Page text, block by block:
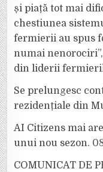
și piață tot mai
chestiunea
fermierii au spus
numai
din liderii
Se prelungesc
rezidențiale din
AI Citizens mai
unui nou sezon.
COMUNICAT DE